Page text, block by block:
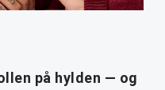
på hylden — og